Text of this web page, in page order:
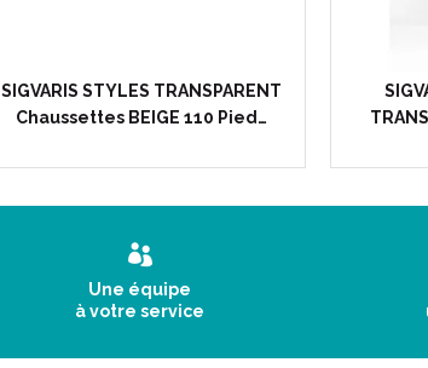
SIGVARIS STYLES TRANSPARENT
Chaussettes BEIGE 110 Pied…
Une équipe
à votre service